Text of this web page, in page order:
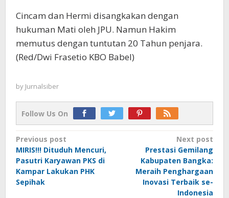
Cincam dan Hermi disangkakan dengan
hukuman Mati oleh JPU. Namun Hakim
memutus dengan tuntutan 20 Tahun penjara.
(Red/Dwi Frasetio KBO Babel)
by Jurnalsiber
Follow Us On
Post
navigation
Previous post
MIRIS!!! Dituduh Mencuri,
Pasutri Karyawan PKS di
Kampar Lakukan PHK
Sepihak
Next post
Prestasi Gemilang
Kabupaten Bangka:
Meraih Penghargaan
Inovasi Terbaik se-
Indonesia